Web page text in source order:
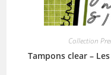
Collection
Tampons clear –